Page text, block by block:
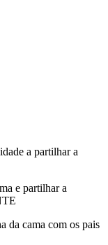
a partilhar a
e partilhar a
da cama com os pais